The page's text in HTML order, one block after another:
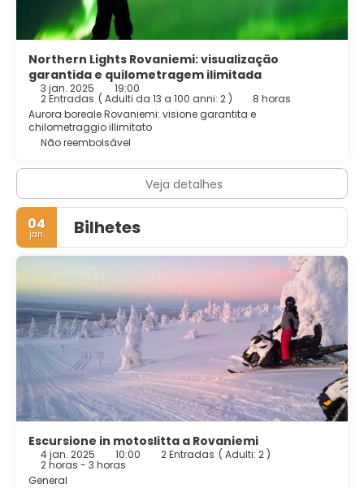
Northern Lights Rovaniemi: visualização
garantida e quilometragem ilimitada
3 jan. 2025 19:00
2 Entradas ( Adulti da 13 a 100 anni: 2 )
8 horas
Aurora boreale Rovaniemi: visione garantita e
chilometraggio illimitato
Não reembolsável
Veja detalhes
04
jan. Bilhetes
Escursione in motoslitta a Rovaniemi
4 jan. 2025 10:00 2 Entradas ( Adulti: 2 )
2 horas - 3 horas
General